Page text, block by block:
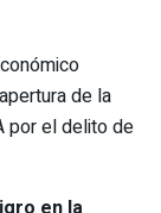
de la
por el delito de